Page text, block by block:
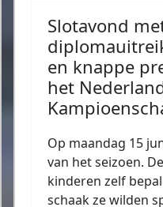
Slotavond
en knappe
het
Op maandag 15
van het seizoen.
kinderen zelf
schaak ze wilden